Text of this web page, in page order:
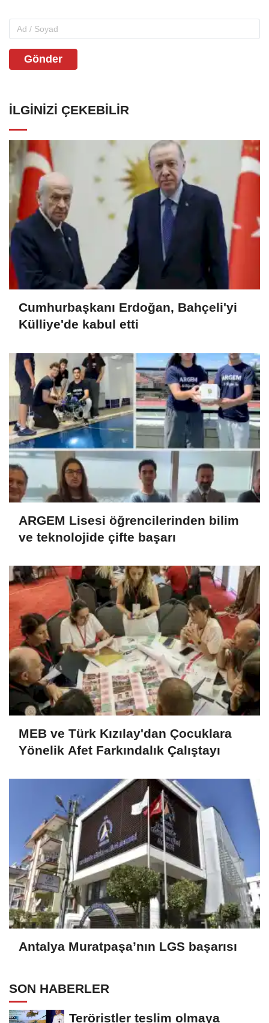
Gönder
İLGINIZI ÇEKEBILIR
Cumhurbaşkanı Erdoğan, Bahçeli'yi
Külliye'de kabul etti
ARGEM Lisesi öğrencilerinden bilim
ve teknolojide çifte başarı
MEB ve Türk Kızılay'dan Çocuklara
Yönelik Afet Farkındalık Çalıştayı
Antalya Muratpaşa’nın LGS başarısı
SON HABERLER
Teröristler teslim olmaya